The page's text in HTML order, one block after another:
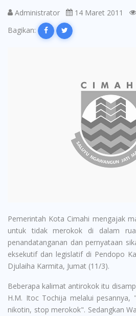
Administrator 14 Maret 2011
Bagikan:
Pemerintah Kota Cimahi mengajak
untuk tidak merokok di dalam
penandatanganan dan pernyataan
eksekutif dan legislatif di Pendopo
Djulaiha Karmita, Jumat (11/3).
Beberapa kalimat antirokok itu
H.M. Itoc Tochija melalui pesannya,
nikotin, stop merokok". Sedangkan